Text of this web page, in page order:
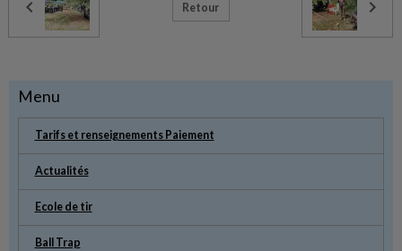
Retour
Menu
Tarifs et renseignements Paiement
Actualités
Ecole de tir
Ball Trap